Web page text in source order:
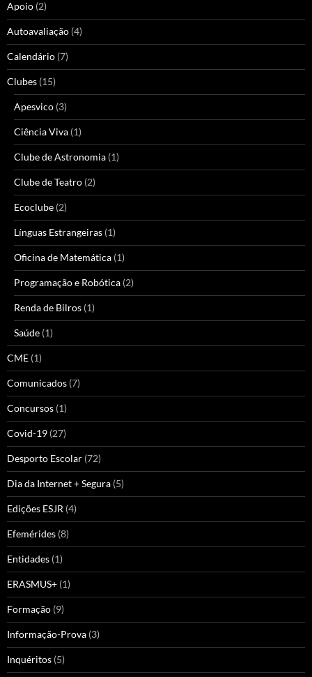
Apoio (2)
Autoavaliação (4)
Calendário (7)
Clubes (15)
Apesvico (3)
Ciência Viva (1)
Clube de Astronomia (1)
Clube de Teatro (2)
Ecoclube (2)
Línguas Estrangeiras (1)
Oficina de Matemática (1)
Programação e Robótica (2)
Renda de Bilros (1)
Saúde (1)
CME (1)
Comunicados (7)
Concursos (1)
Covid-19 (27)
Desporto Escolar (72)
Dia da Internet + Segura (5)
Edições ESJR (4)
Efemérides (8)
Entidades (1)
ERASMUS+ (1)
Formação (9)
Informação-Prova (3)
Inquéritos (5)